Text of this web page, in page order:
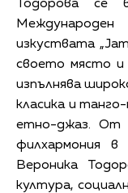
Тодорова се
изкуствата
своето място и
изпълнява
класика и
етно-джаз. От
филхармония
Вероника
култура,